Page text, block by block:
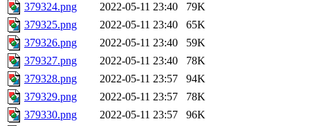
379324.png
2022-05-11 23:40
79K
379325.png
2022-05-11 23:40
65K
379326.png
2022-05-11 23:40
59K
379327.png
2022-05-11 23:40
78K
379328.png
2022-05-11 23:57
94K
379329.png
2022-05-11 23:57
78K
379330.png
2022-05-11 23:57
96K